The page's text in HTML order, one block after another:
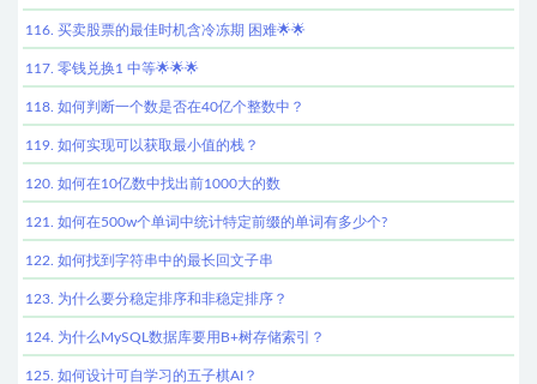
116. 买卖股票的最佳时机含冷冻期 困难🌟🌟
117. 零钱兑换1 中等🌟🌟🌟
118. 如何判断一个数是否在40亿个整数中？
119. 如何实现可以获取最小值的栈？
120. 如何在10亿数中找出前1000大的数
121. 如何在500w个单词中统计特定前缀的单词有多少个?
122. 如何找到字符串中的最长回文子串
123. 为什么要分稳定排序和非稳定排序？
124. 为什么MySQL数据库要用B+树存储索引？
125. 如何设计可自学习的五子棋AI？